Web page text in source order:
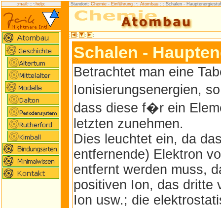
:mail :·::·: help: Standort: Chemie - Einführung :·: Atombau :·: Schalen -
: : : :
Schalen -
Betrachtet man eine
Ionisierungsenergien,
dass diese f�r ein
letzten zunehmen.
Dies leuchtet ein, da
entfernende) Elektron
entfernt werden muss,
positiven Ion, das dritte
Ion usw.; die